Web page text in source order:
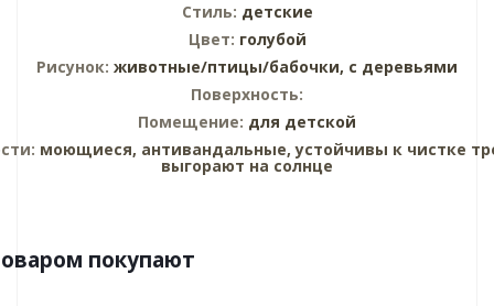
Стиль: детские
Цвет: голубой
Рисунок: животные/птицы/бабочки, с деревьями
Поверхность:
Помещение: для детской
моющиеся, антивандальные, устойчивы к чистке
выгорают на солнце
покупают